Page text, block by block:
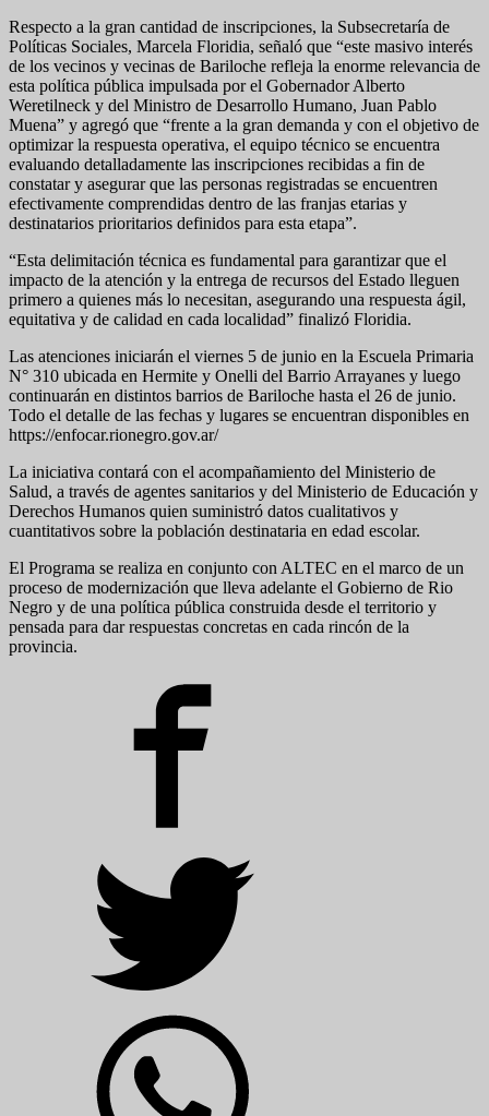
Respecto a la gran cantidad de inscripciones, la Subsecretaría de
Políticas Sociales, Marcela Floridia, señaló que “este masivo interés
de los vecinos y vecinas de Bariloche refleja la enorme relevancia de
esta política pública impulsada por el Gobernador Alberto
Weretilneck y del Ministro de Desarrollo Humano, Juan Pablo
Muena” y agregó que “frente a la gran demanda y con el objetivo de
optimizar la respuesta operativa, el equipo técnico se encuentra
evaluando detalladamente las inscripciones recibidas a fin de
constatar y asegurar que las personas registradas se encuentren
efectivamente comprendidas dentro de las franjas etarias y
destinatarios prioritarios definidos para esta etapa”.
“Esta delimitación técnica es fundamental para garantizar que el
impacto de la atención y la entrega de recursos del Estado lleguen
primero a quienes más lo necesitan, asegurando una respuesta ágil,
equitativa y de calidad en cada localidad” finalizó Floridia.
Las atenciones iniciarán el viernes 5 de junio en la Escuela Primaria
N° 310 ubicada en Hermite y Onelli del Barrio Arrayanes y luego
continuarán en distintos barrios de Bariloche hasta el 26 de junio.
Todo el detalle de las fechas y lugares se encuentran disponibles en
https://enfocar.rionegro.gov.ar/
La iniciativa contará con el acompañamiento del Ministerio de
Salud, a través de agentes sanitarios y del Ministerio de Educación y
Derechos Humanos quien suministró datos cualitativos y
cuantitativos sobre la población destinataria en edad escolar.
El Programa se realiza en conjunto con ALTEC en el marco de un
proceso de modernización que lleva adelante el Gobierno de Rio
Negro y de una política pública construida desde el territorio y
pensada para dar respuestas concretas en cada rincón de la
provincia.